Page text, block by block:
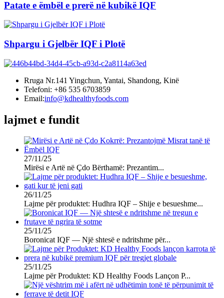
Patate e ëmbël e prerë në kubikë IQF
Shpargu i Gjelbër IQF i Plotë
Rruga Nr.141 Yingchun, Yantai, Shandong, Kinë
Telefoni: +86 535 6703859
Email:info@kdhealthyfoods.com
lajmet e fundit
27/11/25
Mirësi e Artë në Çdo Bërthamë: Prezantim...
26/11/25
Lajme për produktet: Hudhra IQF – Shije e besueshme...
25/11/25
Boronicat IQF — Një shtesë e ndritshme për...
25/11/25
Lajme për Produktet: KD Healthy Foods Lançon P...